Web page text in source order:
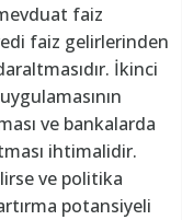
faiz
faiz gelirlerinden
İkinci
ve bankalarda
ihtimalidir.
ve politika
potansiyeli